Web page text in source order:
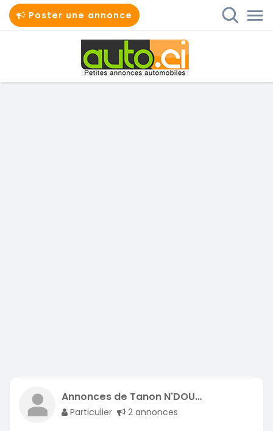
Poster une annonce
Annonces de Tanon N'DOUBA
Particulier 2 annonces